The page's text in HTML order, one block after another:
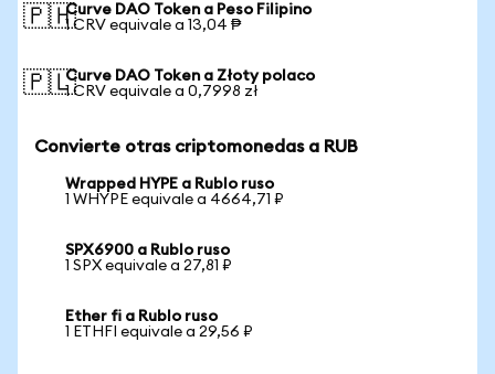
🇵🇭Curve DAO Token a Peso Filipino
1 CRV equivale a 13,04 ₱
🇵🇱Curve DAO Token a Złoty polaco
1 CRV equivale a 0,7998 zł
Convierte otras criptomonedas a RUB
Wrapped HYPE a Rublo ruso
1 WHYPE equivale a 4664,71 ₽
SPX6900 a Rublo ruso
1 SPX equivale a 27,81 ₽
Ether fi a Rublo ruso
1 ETHFI equivale a 29,56 ₽